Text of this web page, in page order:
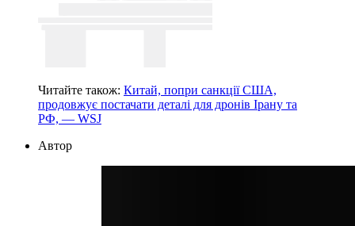
Читайте також: Китай, попри санкції США,
продовжує постачати деталі для дронів Ірану та
РФ, — WSJ
Автор